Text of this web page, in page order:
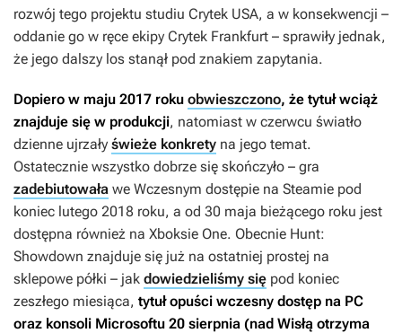
rozwój tego projektu studiu Crytek USA, a w konsekwencji –
oddanie go w ręce ekipy Crytek Frankfurt – sprawiły jednak,
że jego dalszy los stanął pod znakiem zapytania.
Dopiero w maju 2017 roku obwieszczono, że tytuł wciąż
znajduje się w produkcji, natomiast w czerwcu światło
dzienne ujrzały świeże konkrety na jego temat.
Ostatecznie wszystko dobrze się skończyło – gra
zadebiutowała we Wczesnym dostępie na Steamie pod
koniec lutego 2018 roku, a od 30 maja bieżącego roku jest
dostępna również na Xboksie One. Obecnie Hunt:
Showdown znajduje się już na ostatniej prostej na
sklepowe półki – jak dowiedzieliśmy się pod koniec
zeszłego miesiąca, tytuł opuści wczesny dostęp na PC
oraz konsoli Microsoftu 20 sierpnia (nad Wisłą otrzyma